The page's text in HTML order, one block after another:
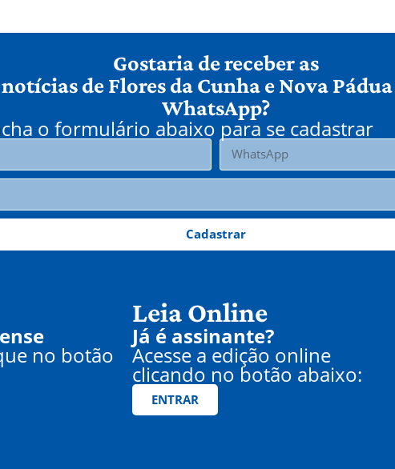
Gostaria de receber as
notícias de Flores da Cunha e Nova
WhatsApp?
o formulário abaixo para se cadastrar
Cadastrar
no botão
Leia Online
Já é assinante?
Acesse a edição online
clicando no botão abaixo:
ENTRAR